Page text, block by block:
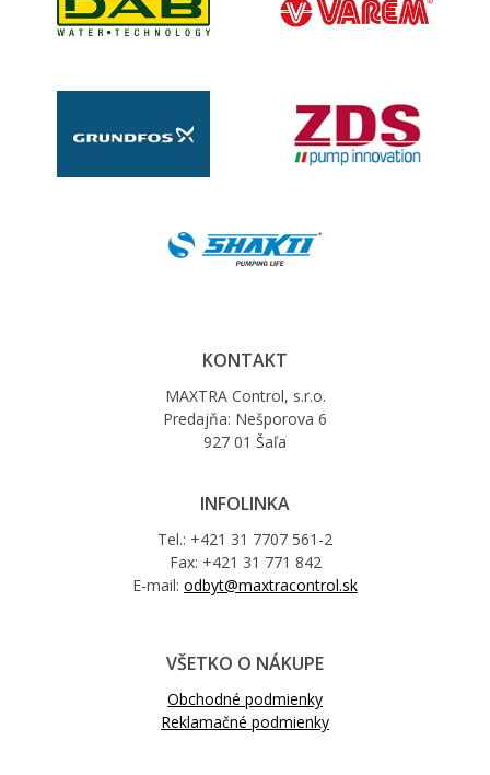
KONTAKT
MAXTRA Control, s.r.o.
Predajňa: Nešporova 6
927 01 Šaľa
INFOLINKA
Tel.: +421 31 7707 561-2
Fax: +421 31 771 842
E-mail: odbyt@maxtracontrol.sk
VŠETKO O NÁKUPE
Obchodné podmienky
Reklamačné podmienky